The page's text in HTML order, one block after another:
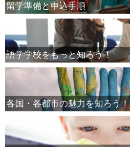
留学準備と申込手順
語学学校をもっと知ろう！
各国・各都市の魅力を知ろう！